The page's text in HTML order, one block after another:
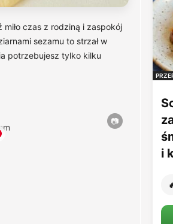
czas z rodziną i zaspokój
sezamu to strzał w
potrzebujesz tylko kilku
i